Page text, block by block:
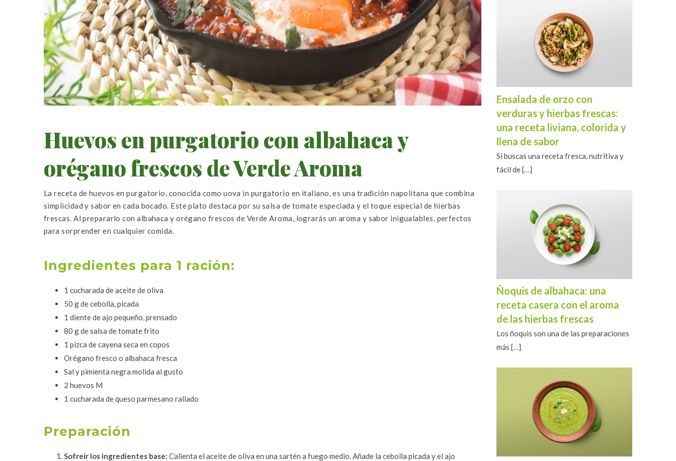
Huevos en purgatorio con albahaca y
orégano frescos de Verde Aroma
La receta de huevos en purgatorio, conocida como uova in purgatorio en italiano, es una tradición napolitana que combina
simplicidad y sabor en cada bocado. Este plato destaca por su salsa de tomate especiada y el toque especial de hierbas
frescas. Al prepararlo conalbahaca yorégano frescos de Verde Aroma, lograrás un aroma y sabor inigualables, perfectos
para sorprender en cualquier comida.
Ingredientes para 1 ración:
1 cucharada de aceite de oliva
50 g de cebolla, picada
1 diente de ajo pequeño, prensado
80 g de salsa de tomate frito
1 pizca de cayena seca en copos
Orégano fresco o albahaca fresca
Sal y pimienta negra molida al gusto
2 huevos M
1 cucharada de queso parmesano rallado
Preparación
Sofreír los ingredientes base: Calienta el aceite de oliva en una sartén a fuego medio. Añade la cebolla picada y el ajo
Ensalada de orzo con
verduras y hierbas frescas:
una receta liviana, colorida y
llena de sabor
Si buscas una receta fresca, nutritiva y
fácil de[…]
Ñoquis de albahaca: una
receta casera con el aroma
de las hierbas frescas
Los ñoquis son una de las preparaciones
más […]